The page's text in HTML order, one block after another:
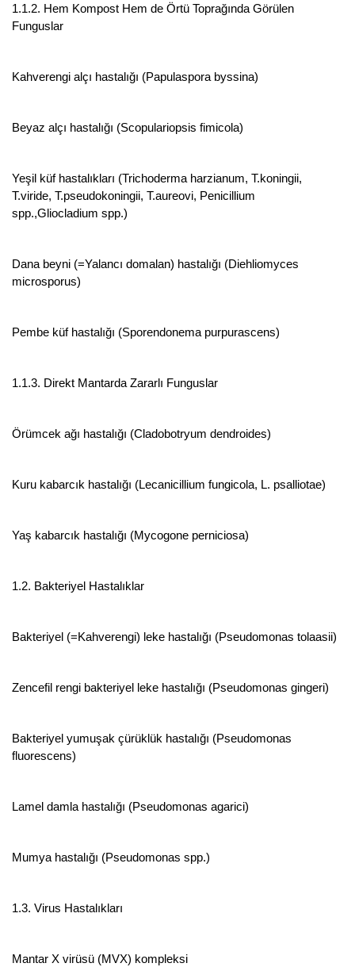
1.1.2. Hem Kompost Hem de Örtü Toprağında Görülen
Funguslar
Kahverengi alçı hastalığı (Papulaspora byssina)
Beyaz alçı hastalığı (Scopulariopsis fimicola)
Yeşil küf hastalıkları (Trichoderma harzianum, T.koningii,
T.viride, T.pseudokoningii, T.aureovi, Penicillium
spp.,Gliocladium spp.)
Dana beyni (=Yalancı domalan) hastalığı (Diehliomyces
microsporus)
Pembe küf hastalığı (Sporendonema purpurascens)
1.1.3. Direkt Mantarda Zararlı Funguslar
Örümcek ağı hastalığı (Cladobotryum dendroides)
Kuru kabarcık hastalığı (Lecanicillium fungicola, L. psalliotae)
Yaş kabarcık hastalığı (Mycogone perniciosa)
1.2. Bakteriyel Hastalıklar
Bakteriyel (=Kahverengi) leke hastalığı (Pseudomonas tolaasii)
Zencefil rengi bakteriyel leke hastalığı (Pseudomonas gingeri)
Bakteriyel yumuşak çürüklük hastalığı (Pseudomonas
fluorescens)
Lamel damla hastalığı (Pseudomonas agarici)
Mumya hastalığı (Pseudomonas spp.)
1.3. Virus Hastalıkları
Mantar X virüsü (MVX) kompleksi